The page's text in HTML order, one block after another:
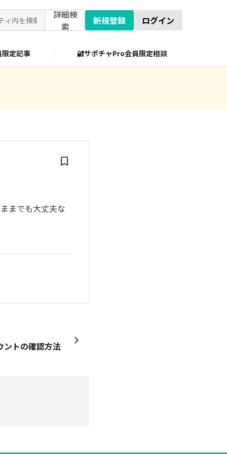
詳細検
索
新規登録 ログイン
定記事 🔐サポチャPro会員限定相談
までも大丈夫な
トの確認方法